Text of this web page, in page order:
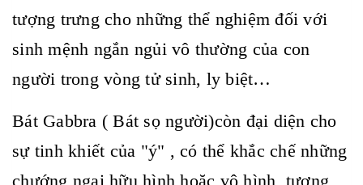
tượng trưng cho những thể nghiệm đối với
sinh mệnh ngắn ngủi vô thường của con
người trong vòng tử sinh, ly biệt…
Bát Gabbra ( Bát sọ người)còn đại diện cho
sự tinh khiết của "ý" , có thể khắc chế những
chướng ngại hữu hình hoặc vô hình, tượng